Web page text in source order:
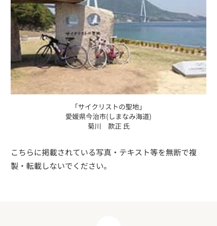
「サイクリストの聖地」
愛媛県今治市(しまなみ海道)
菊川 款正 氏
こちらに掲載されている写真・テキスト等を無断で複
製・転載しないでください。